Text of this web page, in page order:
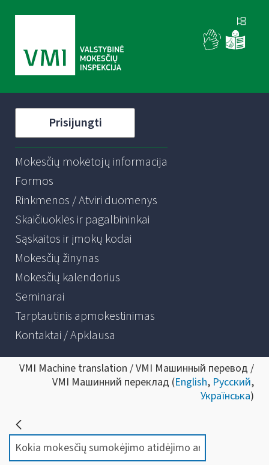
Prisijungti
Mokesčių mokėtojų informacija
Formos
Rinkmenos / Atviri duomenys
Skaičiuoklės ir pagalbininkai
Sąskaitos ir įmokų kodai
Mokesčių žinynas
Mokesčių kalendorius
Seminarai
Tarptautinis apmokestinimas
Kontaktai / Apklausa
VMI Machine translation / VMI Машинный перевод /
VMI Машинний переклад (English, Русский,
Українська)